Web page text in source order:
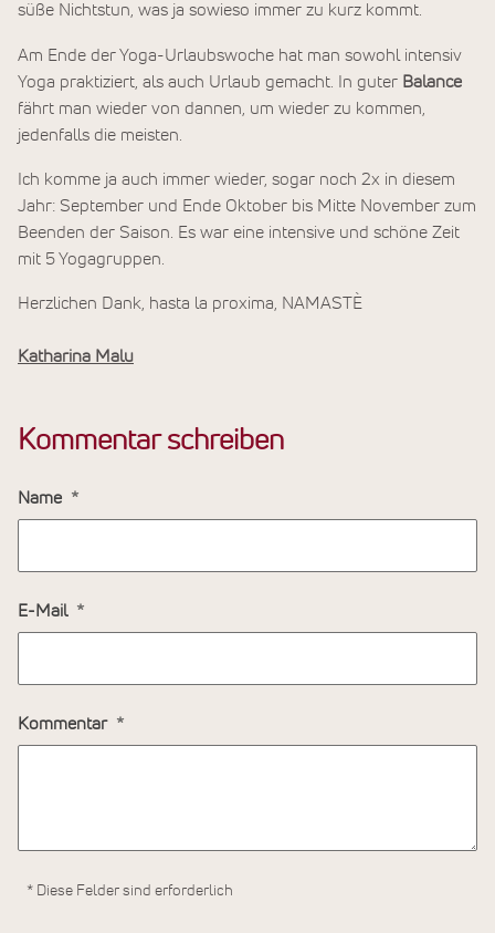
süße Nichtstun, was ja sowieso immer zu kurz kommt.
Am Ende der Yoga-Urlaubswoche hat man sowohl intensiv
Yoga praktiziert, als auch Urlaub gemacht. In guter Balance
fährt man wieder von dannen, um wieder zu kommen,
jedenfalls die meisten.
Ich komme ja auch immer wieder, sogar noch 2x in diesem
Jahr: September und Ende Oktober bis Mitte November zum
Beenden der Saison. Es war eine intensive und schöne Zeit
mit 5 Yogagruppen.
Herzlichen Dank, hasta la proxima, NAMASTÈ
Katharina Malu
Kommentar schreiben
Name
E-Mail
Kommentar
* Diese Felder sind erforderlich